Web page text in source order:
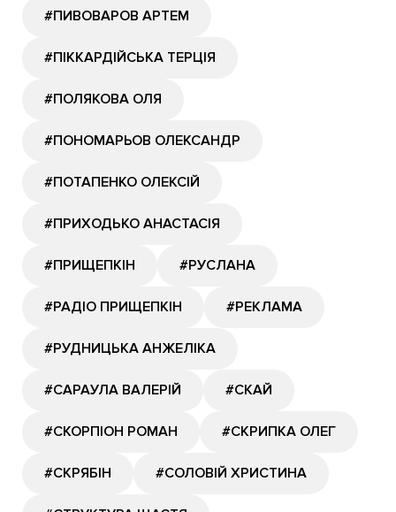
#ПИВОВАРОВ АРТЕМ
#ПІККАРДІЙСЬКА ТЕРЦІЯ
#ПОЛЯКОВА ОЛЯ
#ПОНОМАРЬОВ ОЛЕКСАНДР
#ПОТАПЕНКО ОЛЕКСІЙ
#ПРИХОДЬКО АНАСТАСІЯ
#ПРИЩЕПКІН #РУСЛАНА
#РАДІО ПРИЩЕПКІН #РЕКЛАМА
#РУДНИЦЬКА АНЖЕЛІКА
#САРАУЛА ВАЛЕРІЙ #СКАЙ
#СКОРПІОН РОМАН #СКРИПКА ОЛЕГ
#СКРЯБІН #СОЛОВІЙ ХРИСТИНА